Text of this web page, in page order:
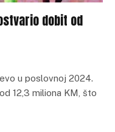
dobit od
u poslovnoj 2024.
12,3 miliona KM, što